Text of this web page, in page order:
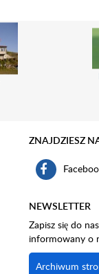
ZNAJDZIESZ
NEWSLETTER
Zapisz się do
informowany o
Archiwum